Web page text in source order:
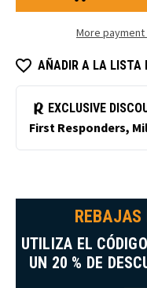
Insulated
More
AÑADIR A LA LISTA
REBAJAS
UTILIZA EL CÓDIGO
UN 20 % DE